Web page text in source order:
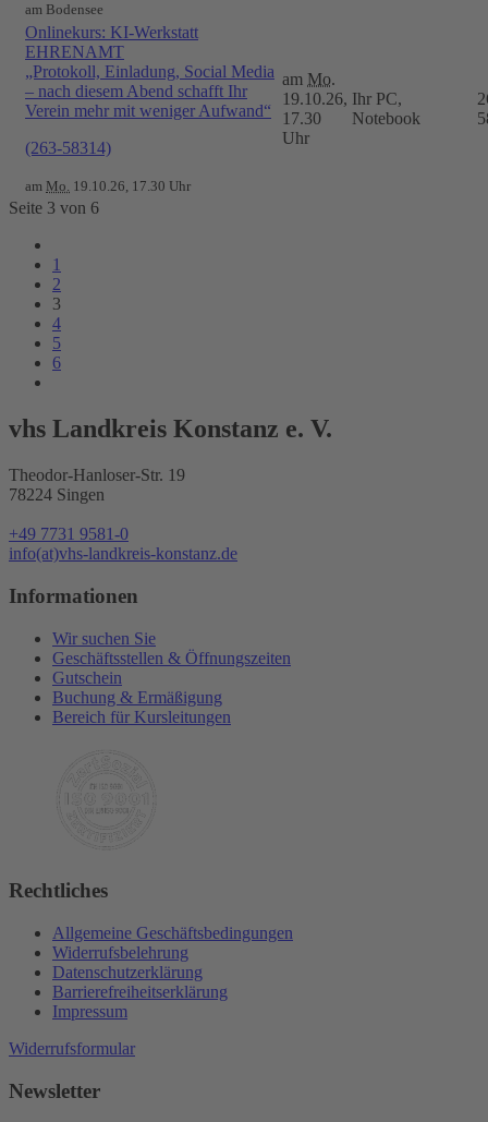
am Bodensee
Onlinekurs: KI-Werkstatt
EHRENAMT
„Protokoll, Einladung, Social Media
– nach diesem Abend schafft Ihr
Verein mehr mit weniger Aufwand“
(263-58314)
am Mo. 19.10.26, 17.30 Uhr
am Mo.
19.10.26,
17.30
Uhr
Ihr PC,
Notebook
Seite 3 von 6
1
2
3
4
5
6
vhs Landkreis Konstanz e. V.
Theodor-Hanloser-Str. 19
78224 Singen
+49 7731 9581-0
info(at)vhs-landkreis-konstanz.de
Informationen
Wir suchen Sie
Geschäftsstellen & Öffnungszeiten
Gutschein
Buchung & Ermäßigung
Bereich für Kursleitungen
Rechtliches
Allgemeine Geschäftsbedingungen
Widerrufsbelehrung
Datenschutzerklärung
Barrierefreiheitserklärung
Impressum
Widerrufsformular
Newsletter